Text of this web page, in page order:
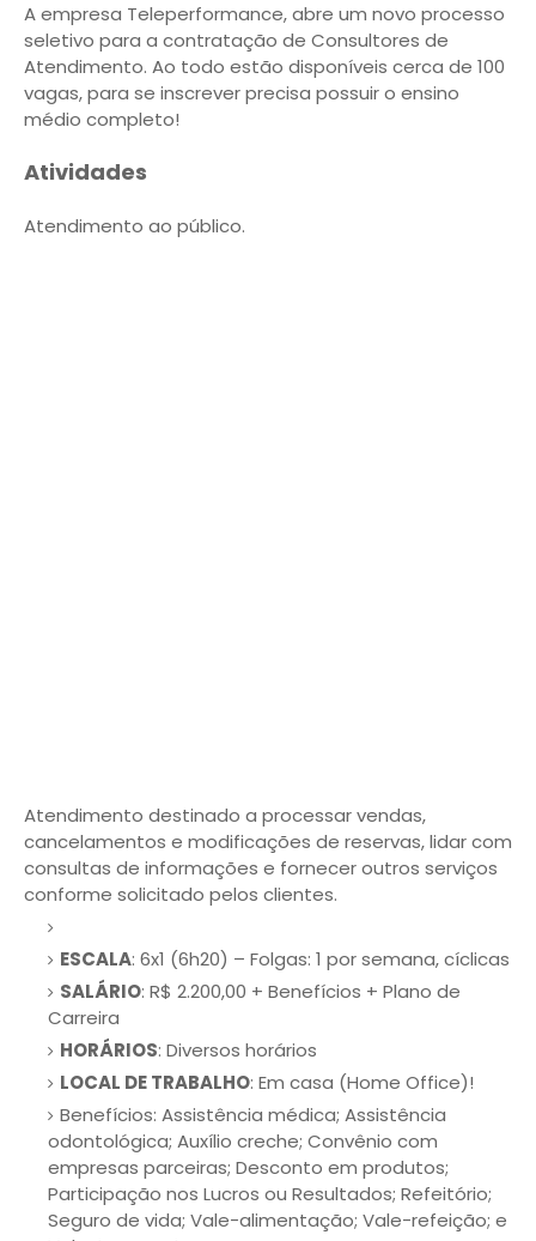
A empresa Teleperformance, abre um novo processo
seletivo para a contratação de Consultores de
Atendimento. Ao todo estão disponíveis cerca de 100
vagas, para se inscrever precisa possuir o ensino
médio completo!
Atividades
Atendimento ao público.
Atendimento destinado a processar vendas,
cancelamentos e modificações de reservas, lidar com
consultas de informações e fornecer outros serviços
conforme solicitado pelos clientes.
ESCALA: 6x1 (6h20) – Folgas: 1 por semana, cíclicas
SALÁRIO: R$ 2.200,00 + Benefícios + Plano de
Carreira
HORÁRIOS: Diversos horários
LOCAL DE TRABALHO: Em casa (Home Office)!
Benefícios: Assistência médica; Assistência
odontológica; Auxílio creche; Convênio com
empresas parceiras; Desconto em produtos;
Participação nos Lucros ou Resultados; Refeitório;
Seguro de vida; Vale-alimentação; Vale-refeição; e